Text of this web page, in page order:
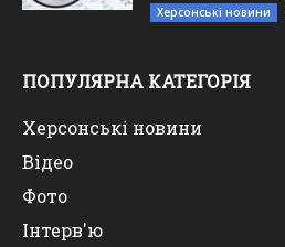
Херсонські новини
ПОПУЛЯРНА КАТЕГОРІЯ
Херсонські новини
Відео
Фото
Інтерв'ю